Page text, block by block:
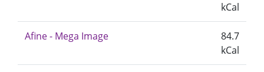
kCal
Afine - Mega Image
84.7
kCal